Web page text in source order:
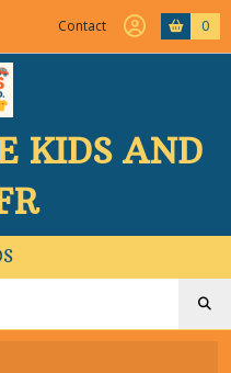
Contact 0
KIDS AND